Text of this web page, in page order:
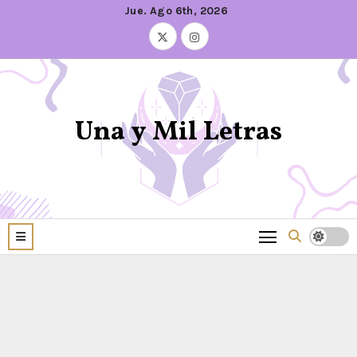
Jue. Ago 6th, 2026
Una y Mil Letras